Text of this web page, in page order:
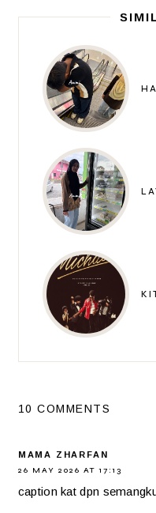
10 COMMENTS
MAMA ZHARFAN
26 MAY 2026 AT 17:13
caption kat dpn